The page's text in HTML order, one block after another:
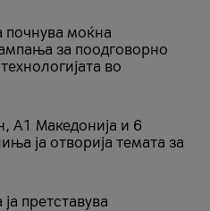
почнува моќна
за поодговорно
во
A1 Македонија и 6
ја отворија темата за
претставува